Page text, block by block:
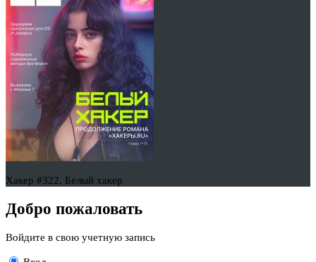
Хакер #322. Белый хакер
Добро пожаловать
Войдите в свою учетную запись